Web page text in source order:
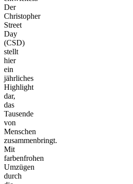
Der
Christopher
Street
Day
(CSD)
stellt
hier
ein
jährliches
Highlight
dar,
das
Tausende
von
Menschen
zusammenbringt.
Mit
farbenfrohen
Umzügen
durch